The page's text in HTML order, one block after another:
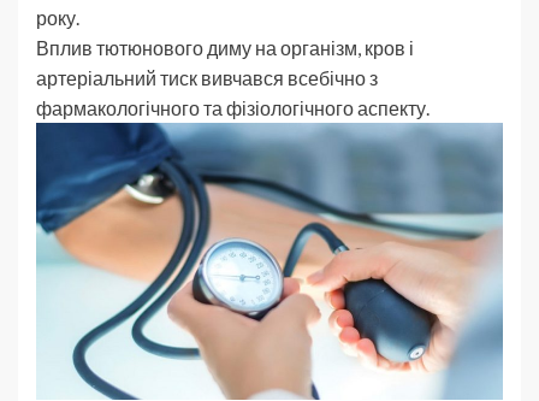
року.
Вплив тютюнового диму на організм, кров і
артеріальний тиск вивчався всебічно з
фармакологічного та фізіологічного аспекту.